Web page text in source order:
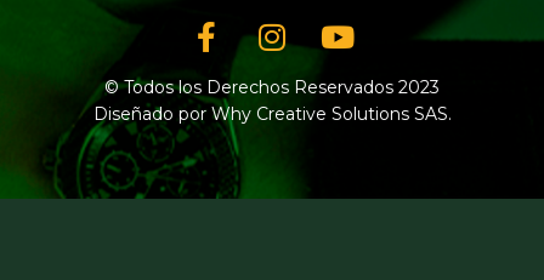
Facebook-
f
Instagram
Youtube
© Todos los Derechos Reservados 2023
Diseñado por Why Creative Solutions SAS.